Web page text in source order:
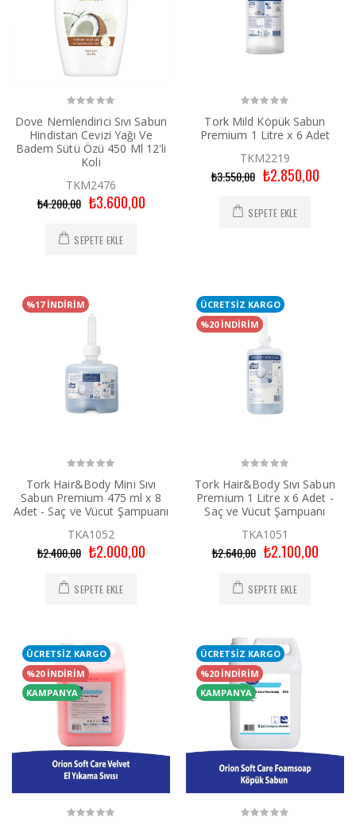
Dove Nemlendirici Sıvı Sabun
Hindistan Cevizi Yağı Ve
Badem Sütü Özü 450 Ml 12'li
Koli
TKM2476
₺4.200,00 ₺3.600,00
SEPETE EKLE
Tork Mild Köpük Sabun
Premium 1 Litre x 6 Adet
TKM2219
₺3.550,00 ₺2.850,00
SEPETE EKLE
%17 İNDİRİM
Tork Hair&Body Mini Sıvı
Sabun Premium 475 ml x 8
Adet - Saç ve Vücut Şampuanı
TKA1052
₺2.400,00 ₺2.000,00
SEPETE EKLE
ÜCRETSİZ KARGO
%20 İNDİRİM
Tork Hair&Body Sıvı Sabun
Premium 1 Litre x 6 Adet -
Saç ve Vücut Şampuanı
TKA1051
₺2.640,00 ₺2.100,00
SEPETE EKLE
ÜCRETSİZ KARGO
%20 İNDİRİM
KAMPANYA
ÜCRETSİZ KARGO
%20 İNDİRİM
KAMPANYA